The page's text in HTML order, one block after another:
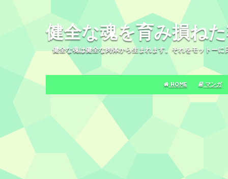
健全な魂を育み損ね
健全な魂は健全な肉体から生まれます。それをモットー
HOME マンガ